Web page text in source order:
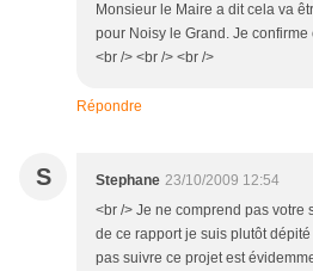
Monsieur le Maire a dit cela va
pour Noisy le Grand. Je
<br /> <br /> <br />
Répondre
S Stephane 23/10/2009 12:54
<br /> Je ne comprend pas votre
de ce rapport je suis plutôt
pas suivre ce projet est